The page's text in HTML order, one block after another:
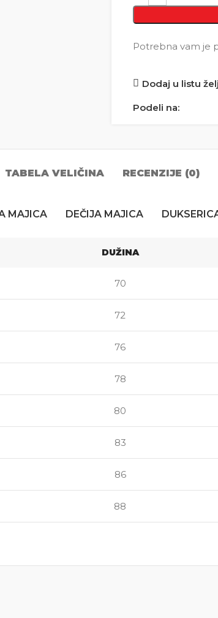
Potrebna vam je
Dodaj u listu
Podeli na:
TABELA VELIČINA RECENZIJE (0)
MAJICA DEČIJA MAJICA
DUŽINA
70
72
76
78
80
83
86
88